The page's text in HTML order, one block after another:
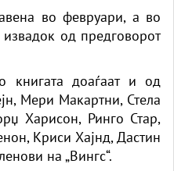
во февруари, а во
од предговорот
книгата доаѓаат и од
Мери Макартни, Стела
Харисон, Ринго Стар,
Криси Хајнд, Дастин
на „Вингс“.